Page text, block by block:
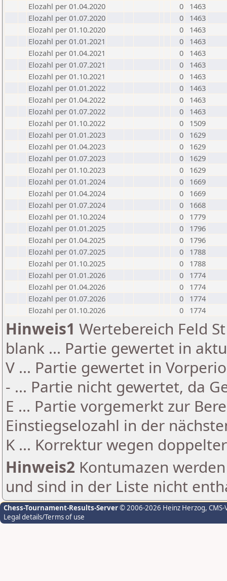
Elozahl per 01.04.2020
0
1463
Elozahl per 01.07.2020
0
1463
Elozahl per 01.10.2020
0
1463
Elozahl per 01.01.2021
0
1463
Elozahl per 01.04.2021
0
1463
Elozahl per 01.07.2021
0
1463
Elozahl per 01.10.2021
0
1463
Elozahl per 01.01.2022
0
1463
Elozahl per 01.04.2022
0
1463
Elozahl per 01.07.2022
0
1463
Elozahl per 01.10.2022
0
1509
Elozahl per 01.01.2023
0
1629
Elozahl per 01.04.2023
0
1629
Elozahl per 01.07.2023
0
1629
Elozahl per 01.10.2023
0
1629
Elozahl per 01.01.2024
0
1669
Elozahl per 01.04.2024
0
1669
Elozahl per 01.07.2024
0
1668
Elozahl per 01.10.2024
0
1779
Elozahl per 01.01.2025
0
1796
Elozahl per 01.04.2025
0
1796
Elozahl per 01.07.2025
0
1788
Elozahl per 01.10.2025
0
1788
Elozahl per 01.01.2026
0
1774
Elozahl per 01.04.2026
0
1774
Elozahl per 01.07.2026
0
1774
Elozahl per 01.10.2026
0 1774
Hinweis1 Wertebereich Feld
blank ... Partie gewertet in
V ... Partie gewertet in
- ... Partie nicht gewertet, da
E ... Partie vorgemerkt zur
Einstiegselozahl in der
K ... Korrektur wegen
Hinweis2 Kontumazen
und sind in der Liste nicht
Chess-Tournament-Results-Server© 2006-2026 Heinz Herzog,
Legal details/Terms of use